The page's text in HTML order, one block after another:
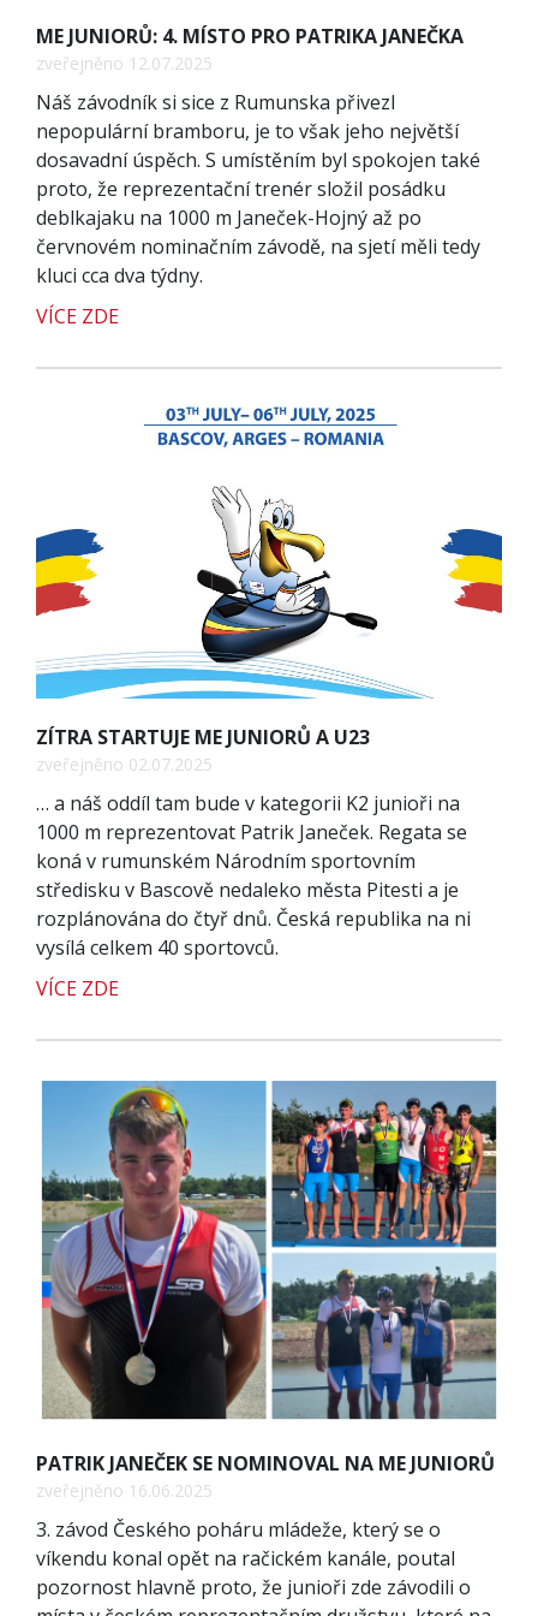
ME JUNIORŮ: 4. MÍSTO PRO PATRIKA JANEČKA
zveřejněno 12.07.2025
Náš závodník si sice z Rumunska přivezl
nepopulární bramboru, je to však jeho největší
dosavadní úspěch. S umístěním byl spokojen také
proto, že reprezentační trenér složil posádku
deblkajaku na 1000 m Janeček-Hojný až po
červnovém nominačním závodě, na sjetí měli tedy
kluci cca dva týdny.
VÍCE ZDE
ZÍTRA STARTUJE ME JUNIORŮ A U23
zveřejněno 02.07.2025
… a náš oddíl tam bude v kategorii K2 junioři na
1000 m reprezentovat Patrik Janeček. Regata se
koná v rumunském Národním sportovním
středisku v Bascově nedaleko města Pitesti a je
rozplánována do čtyř dnů. Česká republika na ni
vysílá celkem 40 sportovců.
VÍCE ZDE
PATRIK JANEČEK SE NOMINOVAL NA ME JUNIORŮ
zveřejněno 16.06.2025
3. závod Českého poháru mládeže, který se o
víkendu konal opět na račickém kanále, poutal
pozornost hlavně proto, že junioři zde závodili o